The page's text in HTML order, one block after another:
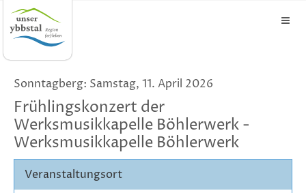
Sonntagberg: Samstag, 11. April 2026
Frühlingskonzert der
Werksmusikkapelle Böhlerwerk -
Werksmusikkapelle Böhlerwerk
Veranstaltungsort